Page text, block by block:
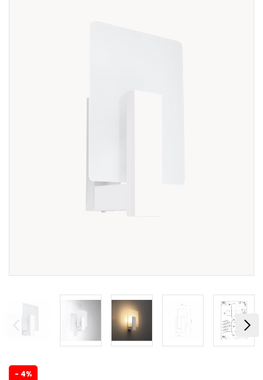
- 4%